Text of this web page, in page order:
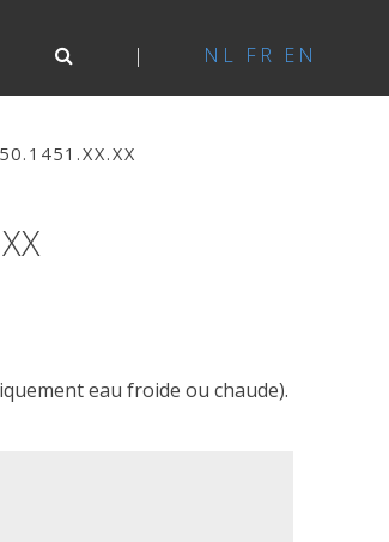
NL FR EN
eau froide ou chaude).